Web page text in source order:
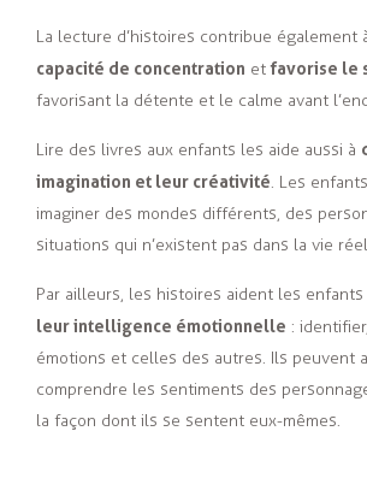
La lecture d’histoires contribue également
capacité de concentration etfavorise le
favorisant la détente et le calme avant
Lire des livres aux enfants les aide aussi à
imagination et leur créativité. Les
imaginer des mondes différents, des
situations qui n’existent pas dans la vie
Par ailleurs, les histoires aident les enfants
leur intelligence émotionnelle :
émotions et celles des autres. Ils peuvent
comprendre les sentiments des
la façon dont ils se sentent eux-mêmes.